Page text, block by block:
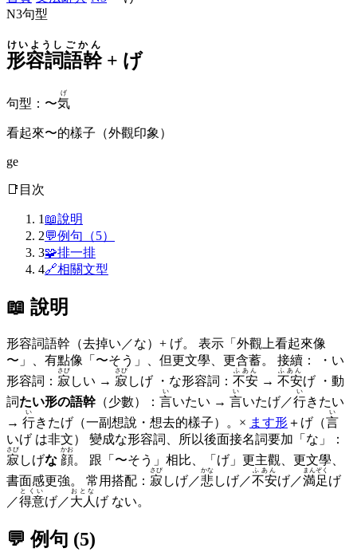
N3句型
形容詞
けいようし
語幹
ごかん
+ げ
句型 ： 〜気
げ
看起來〜的樣子（外觀印象）
ge
📑 目次
1 📖說明
2💬例句（5）
3🧩排一排
4🔗相關文型
📖 說明
形容詞語幹（去掉い／な）+ げ。 表示「外觀上看起來像
〜」、有點像「〜そう」、但更文學、更含蓄。 接續： ・い
形容詞： 寂
さび
しい → 寂
さび
しげ ・な形容詞： 不安
ふあん
→ 不安
ふあん
げ ・動
詞たい形の語幹（少數）： 言
い
いたい → 言
い
いたげ／行
い
きたい
→ 行
い
きたげ（一副想說・想去的樣子）。× ます形＋げ（言
い
いげ は非文） 變成な形容詞、所以後面接名詞要加「な」：
寂
さび
しげな 顔
かお
。 跟「〜そう」相比、「げ」更主觀、更文學、
書面感更強。 常用搭配： 寂
さび
しげ／悲
かな
しげ／不安
ふあん
げ／満足
まんぞく
げ
／得意
とくい
げ／大人
おとな
げ ない。
💬 例句 (5)